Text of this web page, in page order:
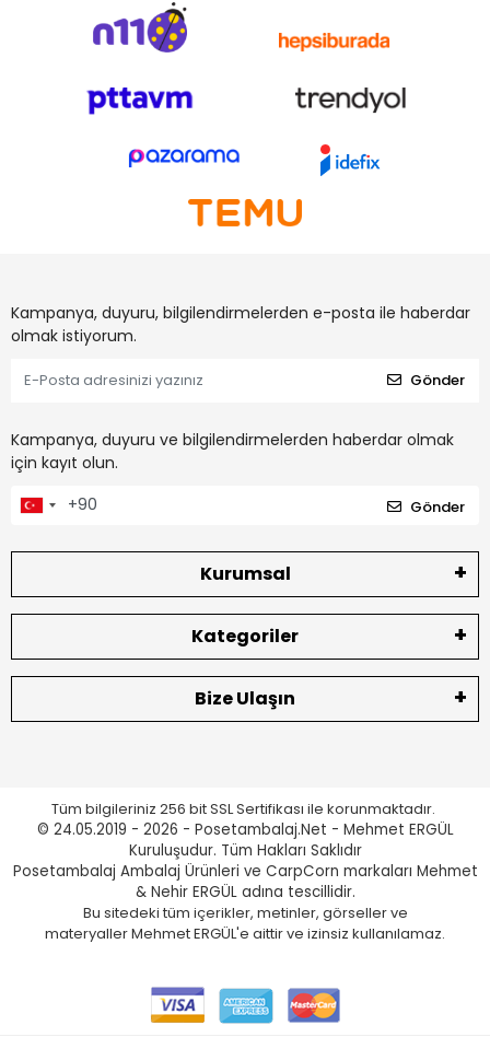
Kampanya, duyuru, bilgilendirmelerden e-posta ile haberdar
olmak istiyorum.
Gönder
Kampanya, duyuru ve bilgilendirmelerden haberdar olmak
için kayıt olun.
Gönder
Kurumsal
Kategoriler
Bize Ulaşın
Tüm bilgileriniz 256 bit SSL Sertifikası ile korunmaktadır.
© 24.05.2019 - 2026 - Posetambalaj.Net - Mehmet ERGÜL
Kuruluşudur. Tüm Hakları Saklıdır
Posetambalaj Ambalaj Ürünleri ve CarpCorn markaları Mehmet
& Nehir ERGÜL adına tescillidir.
Bu sitedeki tüm içerikler, metinler, görseller ve
materyaller Mehmet ERGÜL'e aittir ve izinsiz kullanılamaz.